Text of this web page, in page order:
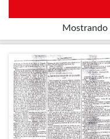
Mostrando